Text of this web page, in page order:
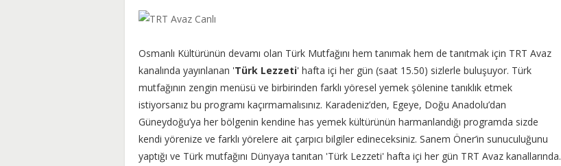
Osmanlı Kültürünün devamı olan Türk Mutfağını hem tanımak hem de tanıtmak için TRT Avaz
kanalında yayınlanan 'Türk Lezzeti' hafta içi her gün (saat 15.50) sizlerle buluşuyor. Türk
mutfağının zengin menüsü ve birbirinden farklı yöresel yemek şölenine tanıklık etmek
istiyorsanız bu programı kaçırmamalısınız. Karadeniz’den, Egeye, Doğu Anadolu’dan
Güneydoğu’ya her bölgenin kendine has yemek kültürünün harmanlandığı programda sizde
kendi yörenize ve farklı yörelere ait çarpıcı bilgiler edineceksiniz. Sanem Öner’in sunuculuğunu
yaptığı ve Türk mutfağını Dünyaya tanıtan 'Türk Lezzeti' hafta içi her gün TRT Avaz kanallarında.